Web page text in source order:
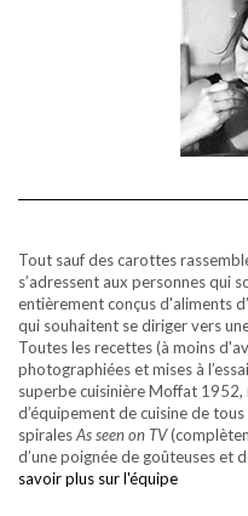
Tout sauf des carottes
s’adressent aux personnes qui
entièrement conçus d'aliments
qui souhaitent se diriger vers
Toutes les recettes (à moins
photographiées et mises à
superbe cuisinière Moffat
d’équipement de cuisine de
spiralesAs seen on TV
d’une poignée de goûteuses et
savoir plus sur l'équipe